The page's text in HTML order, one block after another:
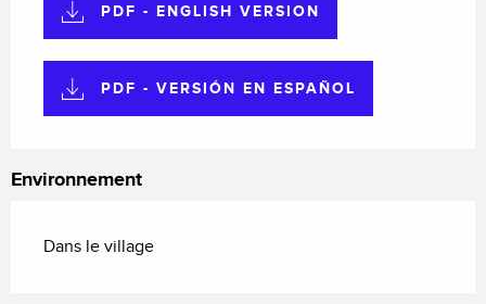
PDF - ENGLISH VERSION
PDF - VERSIÓN EN ESPAÑOL
Environnement
Dans le village